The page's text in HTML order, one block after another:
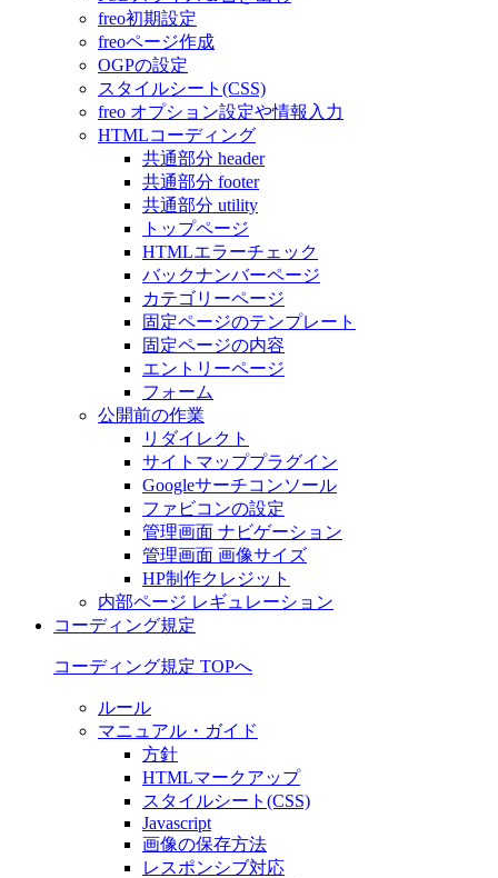
freo初期設定
freoページ作成
OGPの設定
スタイルシート(CSS)
freo オプション設定や情報入力
HTMLコーディング
共通部分 header
共通部分 footer
共通部分 utility
トップページ
HTMLエラーチェック
バックナンバーページ
カテゴリーページ
固定ページのテンプレート
固定ページの内容
エントリーページ
フォーム
公開前の作業
リダイレクト
サイトマッププラグイン
Googleサーチコンソール
ファビコンの設定
管理画面 ナビゲーション
管理画面 画像サイズ
HP制作クレジット
内部ページ レギュレーション
コーディング規定
コーディング規定 TOPへ
ルール
マニュアル・ガイド
方針
HTMLマークアップ
スタイルシート(CSS)
Javascript
画像の保存方法
レスポンシブ対応